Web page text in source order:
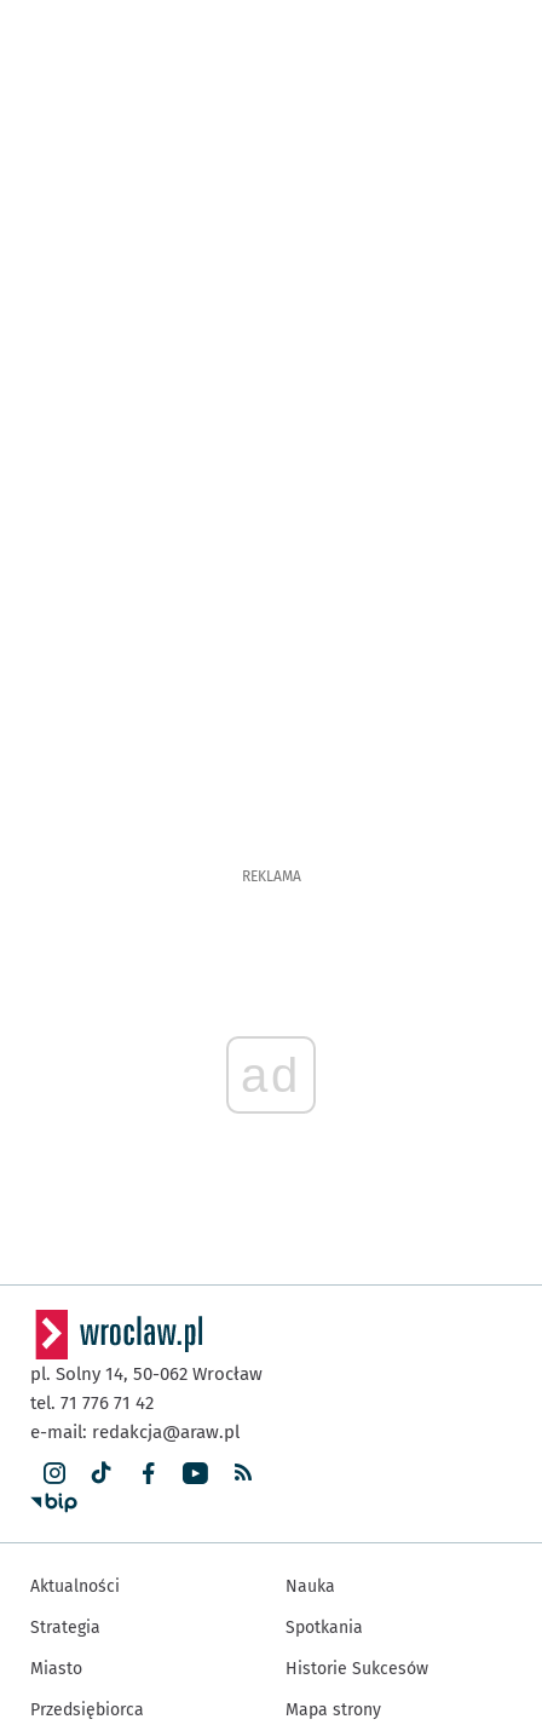
REKLAMA
ad
pl. Solny 14, 50-062 Wrocław
tel. 71 776 71 42
e-mail: redakcja@araw.pl
Aktualności
Strategia
Miasto
Przedsiębiorca
Nauka
Spotkania
Historie Sukcesów
Mapa strony